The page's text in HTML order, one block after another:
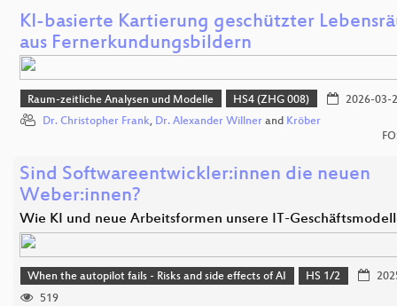
KI-basierte Kartierung geschützter
aus Fernerkundungsbildern
Raum-zeitliche Analysen und Modelle HS4 (ZHG 008)
2026-03-
Dr. Christopher Frank, Dr. Alexander Willner and Kröber
Sind Softwareentwickler:innen die neuen
Weber:innen?
Wie KI und neue Arbeitsformen unsere IT-
When the autopilot fails - Risks and side effects of AI HS 1/2
519